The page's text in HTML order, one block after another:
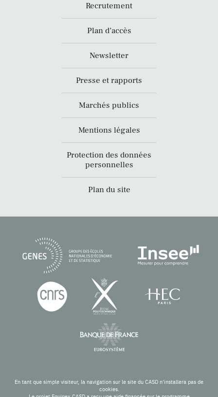
Recrutement
Plan d’accès
Newsletter
Presse et rapports
Marchés publics
Mentions légales
Protection des données
personnelles
Plan du site
En tant que simple visiteur, la navigation sur le site du CASD n'installera pas de
cookies.